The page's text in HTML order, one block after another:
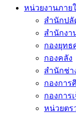
หน่วยงานภาย
สำนักปลั
สำนักงา
กองยุทธ
กองคลัง
สำนักช่า
กองการ
กองการ
หน่วยตร